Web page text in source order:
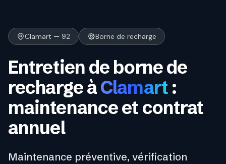
Clamart — 92 Borne de recharge
Entretien de borne de
recharge àClamart:
maintenance et contrat
annuel
Maintenance préventive, vérification